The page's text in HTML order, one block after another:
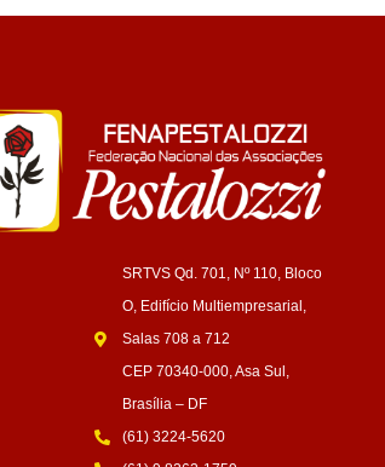
SRTVS Qd. 701, Nº 110, Bloco
O, Edifício Multiempresarial,
Salas 708 a 712
CEP 70340-000, Asa Sul,
Brasília – DF
(61) 3224-5620